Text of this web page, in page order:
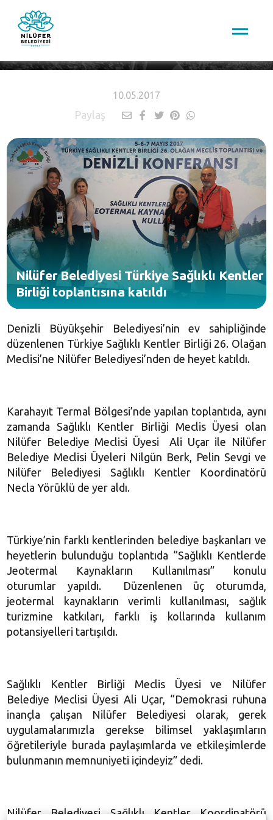
10.05.2017
Paylaş
Nilüfer Belediyesi Türkiye Sağlıklı Kentler
Birliği toplantısına katıldı
Denizli Büyükşehir Belediyesi’nin ev sahipliğinde
düzenlenen Türkiye Sağlıklı Kentler Birliği 26. Olağan
Meclisi’ne Nilüfer Belediyesi’nden de heyet katıldı.
Karahayıt Termal Bölgesi’nde yapılan toplantıda, aynı
zamanda Sağlıklı Kentler Birliği Meclis Üyesi olan
Nilüfer Belediye Meclisi Üyesi Ali Uçar ile Nilüfer
Belediye Meclisi Üyeleri Nilgün Berk, Pelin Sevgi ve
Nilüfer Belediyesi Sağlıklı Kentler Koordinatörü
Necla Yörüklü de yer aldı.
Türkiye’nin farklı kentlerinden belediye başkanları ve
heyetlerin bulunduğu toplantıda “Sağlıklı Kentlerde
Jeotermal Kaynakların Kullanılması” konulu
oturumlar yapıldı. Düzenlenen üç oturumda,
jeotermal kaynakların verimli kullanılması, sağlık
turizmine katkıları, farklı iş kollarında kullanım
potansiyelleri tartışıldı.
Sağlıklı Kentler Birliği Meclis Üyesi ve Nilüfer
Belediye Meclisi Üyesi Ali Uçar, “Demokrasi ruhuna
inançla çalışan Nilüfer Belediyesi olarak, gerek
uygulamalarımızla gerekse bilimsel yaklaşımların
öğretileriyle burada paylaşımlarda ve etkileşimlerde
bulunmanın memnuniyeti içindeyiz” dedi.
Nilüfer Belediyesi Sağlıklı Kentler Koordinatörü